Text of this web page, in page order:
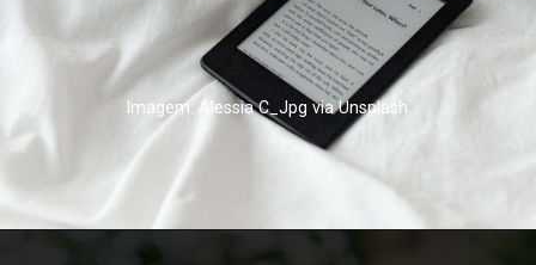
Imagem: Alessia C_Jpg via Unsplash